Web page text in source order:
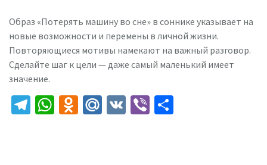
Образ «Потерять машину во сне» в соннике указывает на
новые возможности и перемены в личной жизни.
Повторяющиеся мотивы намекают на важный разговор.
Сделайте шаг к цели — даже самый маленький имеет
значение.
Telegram
WhatsApp
Odnoklassniki
Mail.Ru
VK Viber